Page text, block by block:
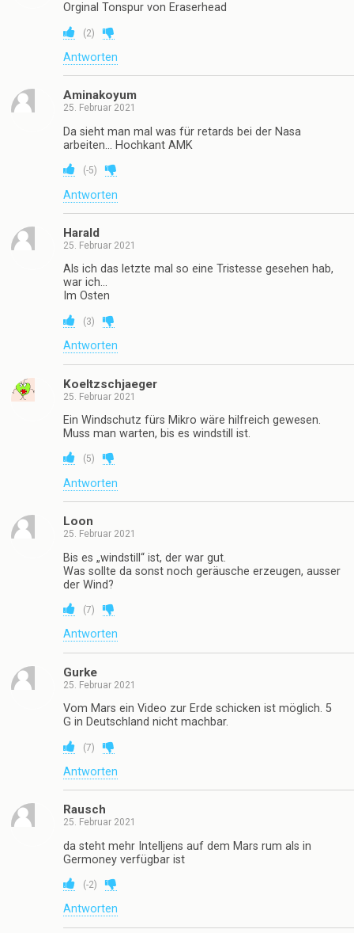
Orginal Tonspur von Eraserhead
(2)
Antworten
Aminakoyum
25. Februar 2021
Da sieht man mal was für retards bei der Nasa
arbeiten… Hochkant AMK
(-5)
Antworten
Harald
25. Februar 2021
Als ich das letzte mal so eine Tristesse gesehen hab,
war ich…
Im Osten
(3)
Antworten
Koeltzschjaeger
25. Februar 2021
Ein Windschutz fürs Mikro wäre hilfreich gewesen.
Muss man warten, bis es windstill ist.
(5)
Antworten
Loon
25. Februar 2021
Bis es „windstill“ ist, der war gut.
Was sollte da sonst noch geräusche erzeugen, ausser
der Wind?
(7)
Antworten
Gurke
25. Februar 2021
Vom Mars ein Video zur Erde schicken ist möglich. 5
G in Deutschland nicht machbar.
(7)
Antworten
Rausch
25. Februar 2021
da steht mehr Intelljens auf dem Mars rum als in
Germoney verfügbar ist
(-2)
Antworten